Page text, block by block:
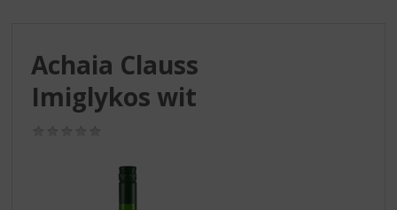
Achaia Clauss
Imiglykos wit